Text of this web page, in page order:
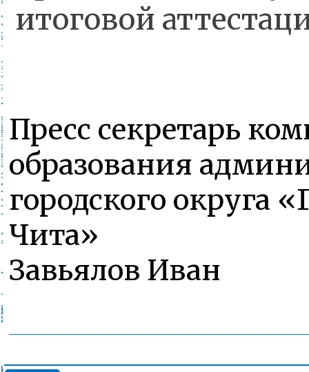
итоговой
Пресс секретарь
образования
городского округа
Чита»
Завьялов Иван